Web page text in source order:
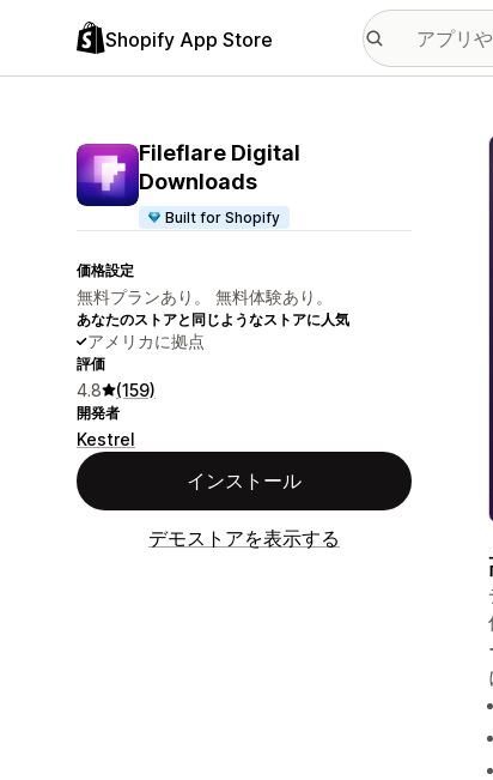
Shopify App Store
Fileflare Digital
Downloads
Built for Shopify
価格設定
無料プランあり。 無料体験あり。
あなたのストアと同じようなストアに人気
アメリカに拠点
評価
4.8 (159)
開発者
Kestrel
インストール
デモストアを表示する